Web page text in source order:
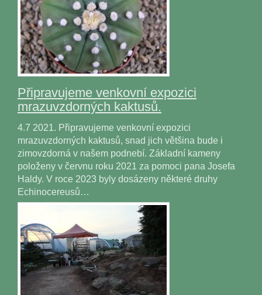
Připravujeme venkovní expozici
mrazuvzdorných kaktusů.
4.7 2021. Připravujeme venkovní expozici
mrazuvzdorných kaktusů, snad jich většina bude i
zimovzdorná v našem podnebí. Základní kameny
položeny v červnu roku 2021 za pomoci pana Josefa
Haldy. V roce 2023 byly dosázeny některé druhy
Echinocereusů…